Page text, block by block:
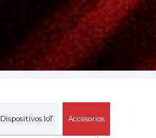
Dispositivos IoT Accesorios